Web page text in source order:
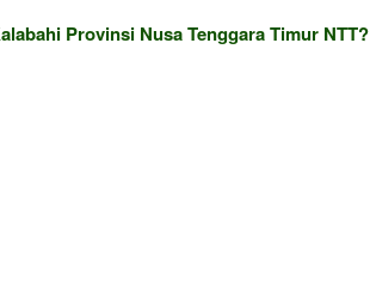
Provinsi Nusa Tenggara Timur NTT?